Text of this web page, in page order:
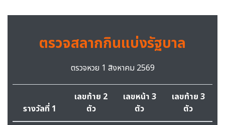
ตรวจสลากกินแบ่งรัฐบาล
ตรวจหวย 1 สิงหาคม 2569
รางวัลที่ 1
เลขท้าย 2
ตัว
เลขหน้า 3
ตัว
เลขท้าย 3
ตัว